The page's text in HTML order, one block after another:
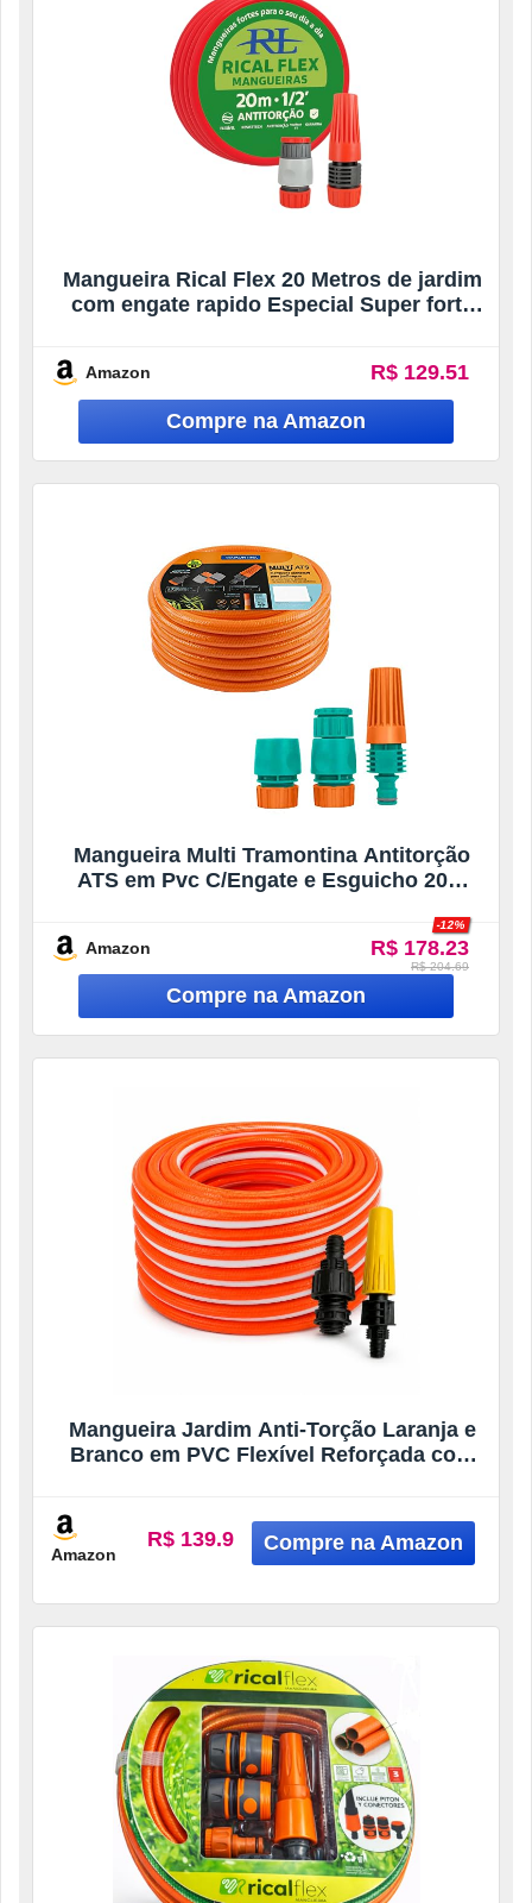
Mangueira Rical Flex 20 Metros de jardim
com engate rapido Especial Super forte
Amazon R$ 129.51
Mangueira Multi Tramontina Antitorção
ATS em Pvc C/Engate e Esguicho 20m
Amazon R$ 178.23
-12%
R$ 204.69
Mangueira Jardim Anti-Torção Laranja e
Branco em PVC Flexível Reforçada com
Jardinagem (20 Metros)
Amazon
R$ 139.9